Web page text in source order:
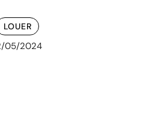
LOUER
05/2024